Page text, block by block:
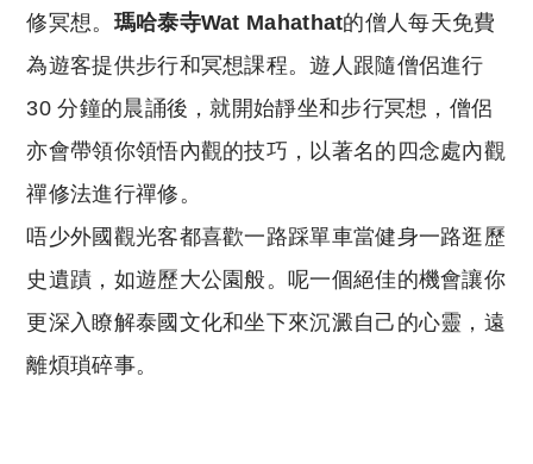
修冥想。 瑪哈泰寺Wat Mahathat的僧人每天免費
為遊客提供步行和冥想課程。遊人跟隨僧侶進行
30 分鐘的晨誦後，就開始靜坐和步行冥想，僧侶
亦會帶領你領悟內觀的技巧，以著名的四念處內觀
禪修法進行禪修。
唔少外國觀光客都喜歡一路踩單車當健身一路逛歷
史遺蹟，如遊歷大公園般。呢一個絕佳的機會讓你
更深入瞭解泰國文化和坐下來沉澱自己的心靈，遠
離煩瑣碎事。